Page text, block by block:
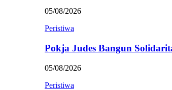
05/08/2026
Peristiwa
Pokja Judes Bangun
05/08/2026
Peristiwa